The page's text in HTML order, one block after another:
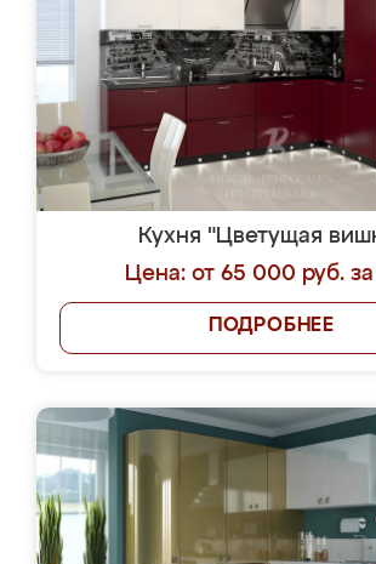
Кухня "Цветущая
Цена: от 65 000 руб.
ПОДРОБНЕЕ